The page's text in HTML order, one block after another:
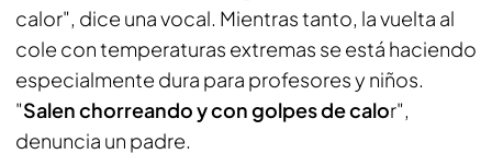
calor", dice una vocal. Mientras tanto, la vuelta al
cole con temperaturas extremas se está haciendo
especialmente dura para profesores y niños.
"Salen chorreando y con golpes de calor",
denuncia un padre.